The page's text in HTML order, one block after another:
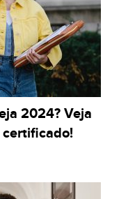
2024? Veja
certificado!